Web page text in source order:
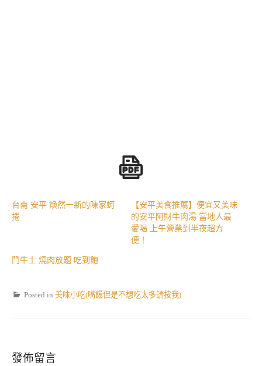
台南 安平 煥然一新的陳家蚵
捲
【安平美食推薦】便宜又美味
的安平阿財牛肉湯 當地人最
愛喝 上午營業到半夜超方
便！
鬥牛士 燒肉放題 吃到飽
Posted in 美味小吃(嘴饞但是不想吃太多請按我)
發佈留言